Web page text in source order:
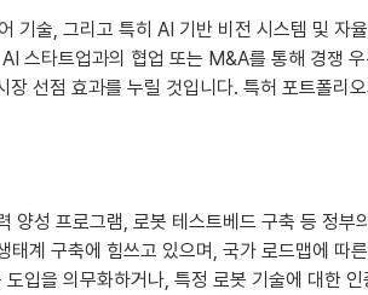
기술, 그리고 특히 AI 기반 비전 시스템 및 자
스타트업과의 협업 또는 M&A를 통해 경쟁
선점 효과를 누릴 것입니다. 특허 포트폴리
성 프로그램, 로봇 테스트베드 구축 등 정부
계 구축에 힘쓰고 있으며, 국가 로드맵에 따
입을 의무화하거나, 특정 로봇 기술에 대한